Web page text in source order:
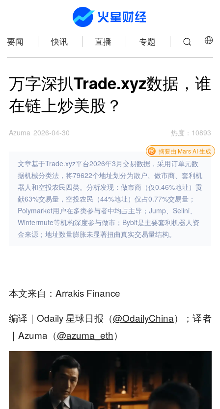
要闻 快讯 直播 专题
万字深扒Trade.xyz数据，谁
在链上炒美股？
Azuma 2026-04-30 热度 ： 10893
文章基于Trade.xyz平台2026年3月交易数据，采用订单元数
据机械分类法，将79622个地址划分为散户、做市商、套利机
器人和空投农民四类。分析发现：做市商（仅0.46%地址）贡
献63%交易量，空投农民（44%地址）仅占0.77%交易量；
Polymarket用户在多类参与者中均占主导；Jump、Selini、
Wintermute等机构深度参与做市；Bybit是主要套利机器人资
金来源；地址数量膨胀未显著扭曲真实交易量结构。
摘要由 Mars AI 生成
本文来自： Arrakis Finance
编译｜Odaily 星球日报（@OdailyChina）；译者
｜Azuma（@azuma_eth）